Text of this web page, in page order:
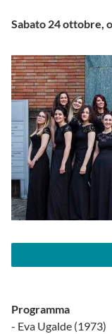
Sabato 24 ottobre,
Programma
- Eva Ugalde (1973)